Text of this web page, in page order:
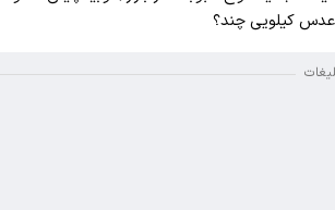
عدس کیلویی چند؟